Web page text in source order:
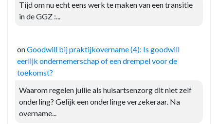
Tijd om nu echt eens werk te maken van een transitie
in de GGZ :...
onGoodwill bij praktijkovername (4): Is goodwill
eerlijk ondernemerschap of een drempel voor de
toekomst?
Waarom regelen jullie als huisartsenzorg dit niet zelf
onderling? Gelijk een onderlinge verzekeraar. Na
overname...